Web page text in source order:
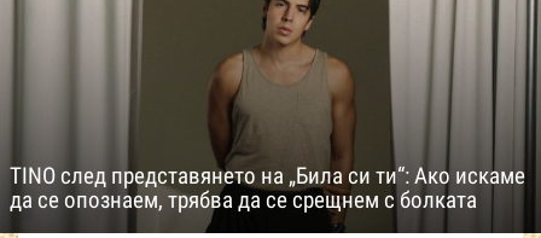
TINO след представянето на „Била си ти“: Ако искаме
да се опознаем, трябва да се срещнем с болката